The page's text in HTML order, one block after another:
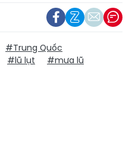
#Trung Quốc
#lũ lụt #mưa lũ